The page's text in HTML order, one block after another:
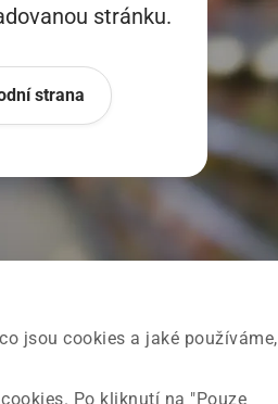
jsou cookies a jaké používáme,
Po kliknutí na "Pouze
stránku.
strana